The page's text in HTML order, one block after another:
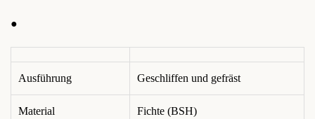
●
Ausführung Geschliffen und gefräst
Material Fichte (BSH)